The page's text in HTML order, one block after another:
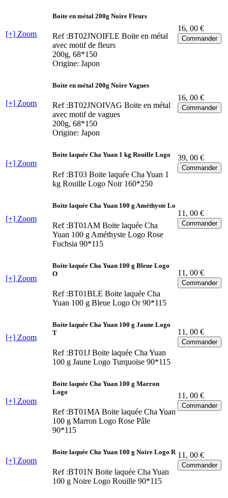
[+] Zoom
Boite en métal 200g Noire Fleurs
Ref :BT02JNOIFLE Boite en métal
avec motif de fleurs
200g, 68*150
Origine: Japon
16, 00 €
[+] Zoom
Boite en métal 200g Noire Vagues
Ref :BT02JNOIVAG Boite en métal
avec motif de vagues
200g, 68*150
Origine: Japon
16, 00 €
[+] Zoom
Boite laquée Cha Yuan 1 kg Rouille Logo
Ref :BT03 Boite laquée Cha Yuan 1
kg Rouille Logo Noir 160*250
39, 00 €
[+] Zoom
Boite laquée Cha Yuan 100 g Améthyste Lo
Ref :BT01AM Boite laquée Cha
Yuan 100 g Améthyste Logo Rose
Fuchsia 90*115
11, 00 €
[+] Zoom
Boite laquée Cha Yuan 100 g Bleue Logo
O
Ref :BT01BLE Boite laquée Cha
Yuan 100 g Bleue Logo Or 90*115
11, 00 €
[+] Zoom
Boite laquée Cha Yuan 100 g Jaune Logo
T
Ref :BT01J Boite laquée Cha Yuan
100 g Jaune Logo Turquoise 90*115
11, 00 €
[+] Zoom
Boite laquée Cha Yuan 100 g Marron
Logo
Ref :BT01MA Boite laquée Cha Yuan
100 g Marron Logo Rose Pâle
90*115
11, 00 €
[+] Zoom
Boite laquée Cha Yuan 100 g Noire Logo R
Ref :BT01N Boite laquée Cha Yuan
100 g Noire Logo Rouille 90*115
11, 00 €